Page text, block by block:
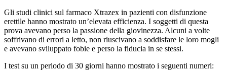
Gli studi clinici sul farmaco Xtrazex in pazienti con disfunzione
erettile hanno mostrato un’elevata efficienza. I soggetti di questa
prova avevano perso la passione della giovinezza. Alcuni a volte
soffrivano di errori a letto, non riuscivano a soddisfare le loro mogli
e avevano sviluppato fobie e perso la fiducia in se stessi.
I test su un periodo di 30 giorni hanno mostrato i seguenti numeri: